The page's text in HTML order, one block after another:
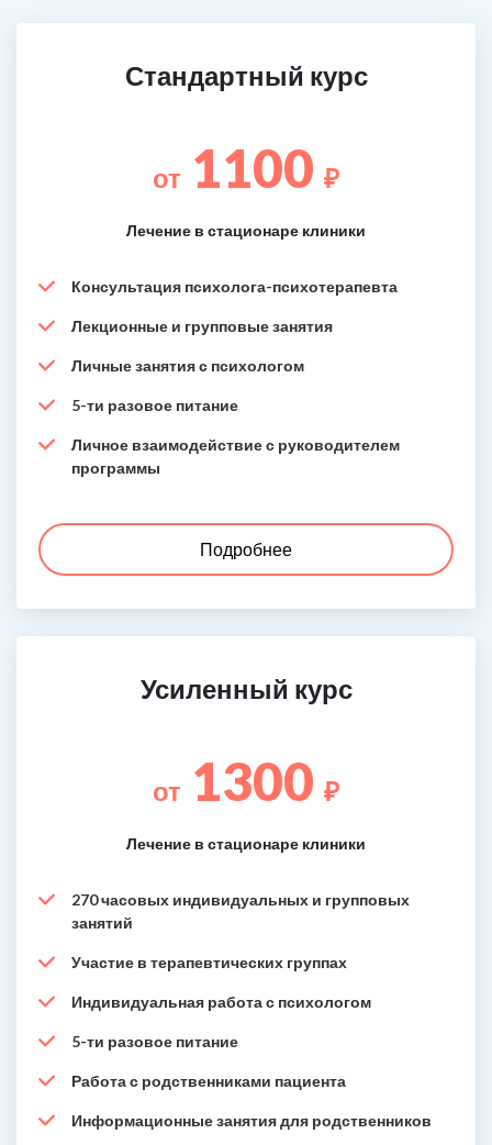
Стандартный курс
от 1100 ₽
Лечение в стационаре клиники
Консультация психолога-психотерапевта
Лекционные и групповые занятия
Личные занятия с психологом
5-ти разовое питание
Личное взаимодействие с руководителем
программы
Подробнее
Усиленный курс
от 1300 ₽
Лечение в стационаре клиники
270 часовых индивидуальных и групповых
занятий
Участие в терапевтических группах
Индивидуальная работа с психологом
5-ти разовое питание
Работа с родственниками пациента
Информационные занятия для родственников